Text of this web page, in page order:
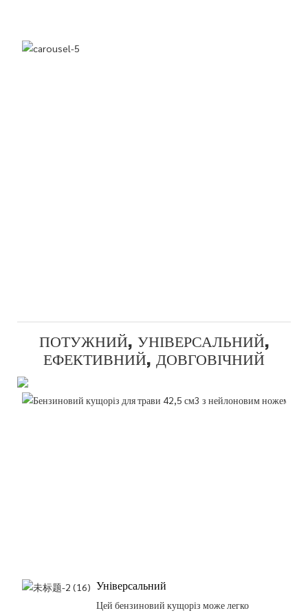
ПОТУЖНИЙ, УНІВЕРСАЛЬНИЙ,
ЕФЕКТИВНИЙ, ДОВГОВІЧНИЙ
Універсальний
Цей бензиновий кущоріз може легко